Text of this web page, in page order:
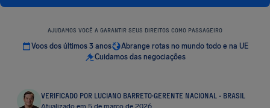
AJUDAMOS VOCÊ A GARANTIR SEUS DIREITOS COMO PASSAGEIRO
Voos dos últimos 3 anos
Abrange rotas no mundo todo e na UE
Cuidamos das negociações
VERIFICADO POR LUCIANO BARRETO·GERENTE NACIONAL - BRASIL
Atualizado em 5 de março de 2026